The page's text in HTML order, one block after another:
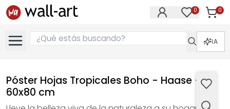
0 0
IA
Póster Hojas Tropicales Boho - Haase -
60x80 cm